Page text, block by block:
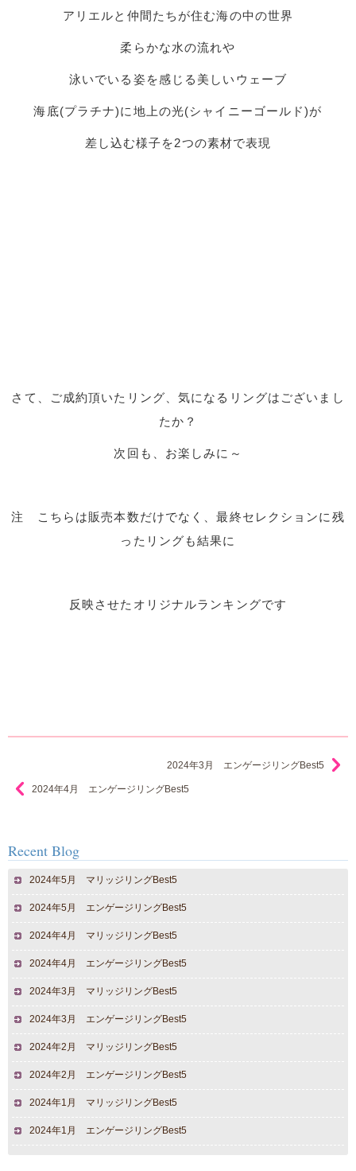
アリエルと仲間たちが住む海の中の世界
柔らかな水の流れや
泳いでいる姿を感じる美しいウェーブ
海底(プラチナ)に地上の光(シャイニーゴールド)が
差し込む様子を2つの素材で表現
さて、ご成約頂いたリング、気になるリングはございまし
たか？
次回も、お楽しみに～
注 こちらは販売本数だけでなく、最終セレクションに残
ったリングも結果に
反映させたオリジナルランキングです
2024年3月 エンゲージリングBest5
2024年4月 エンゲージリングBest5
Recent Blog
2024年5月 マリッジリングBest5
2024年5月 エンゲージリングBest5
2024年4月 マリッジリングBest5
2024年4月 エンゲージリングBest5
2024年3月 マリッジリングBest5
2024年3月 エンゲージリングBest5
2024年2月 マリッジリングBest5
2024年2月 エンゲージリングBest5
2024年1月 マリッジリングBest5
2024年1月 エンゲージリングBest5